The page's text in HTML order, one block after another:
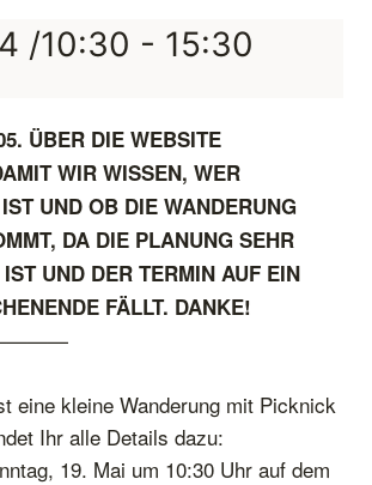
/10:30 - 15:30
ÜBER DIE WEBSITE
WIR WISSEN, WER
UND OB DIE WANDERUNG
DA DIE PLANUNG SEHR
UND DER TERMIN AUF EIN
FÄLLT. DANKE!
eine kleine Wanderung mit Picknick
Ihr alle Details dazu:
19. Mai um 10:30 Uhr auf dem